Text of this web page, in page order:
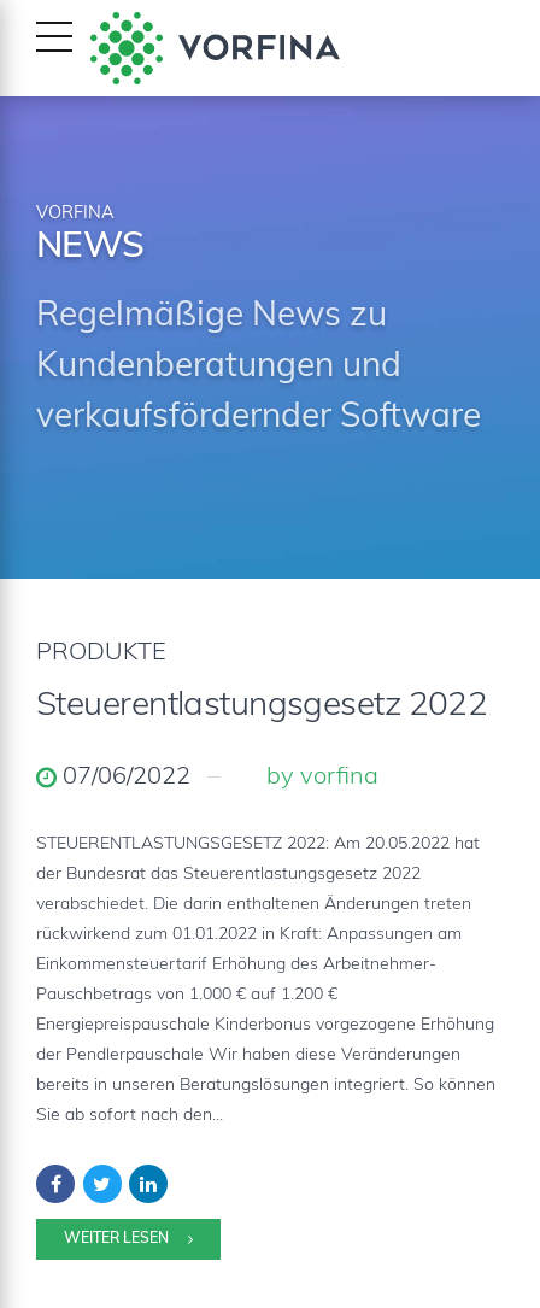
VORFINA
NEWS
Regelmäßige News zu
Kundenberatungen und
verkaufsfördernder Software
PRODUKTE
Steuerentlastungsgesetz 2022
07/06/2022 by vorfina
STEUERENTLASTUNGSGESETZ 2022: Am 20.05.2022 hat
der Bundesrat das Steuerentlastungsgesetz 2022
verabschiedet. Die darin enthaltenen Änderungen treten
rückwirkend zum 01.01.2022 in Kraft: Anpassungen am
Einkommensteuertarif Erhöhung des Arbeitnehmer-
Pauschbetrags von 1.000 € auf 1.200 €
Energiepreispauschale Kinderbonus vorgezogene Erhöhung
der Pendlerpauschale Wir haben diese Veränderungen
bereits in unseren Beratungslösungen integriert. So können
Sie ab sofort nach den...
WEITER LESEN